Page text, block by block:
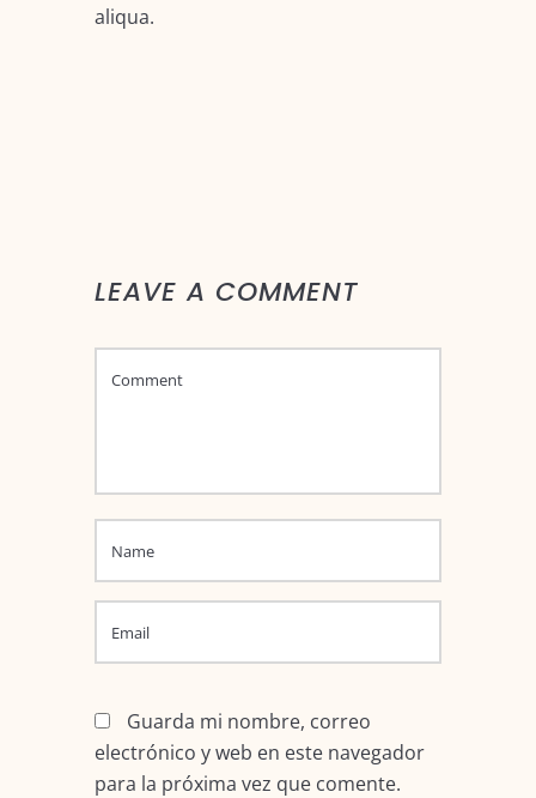
aliqua.
LEAVE A COMMENT
Guarda mi nombre, correo
electrónico y web en este navegador
para la próxima vez que comente.